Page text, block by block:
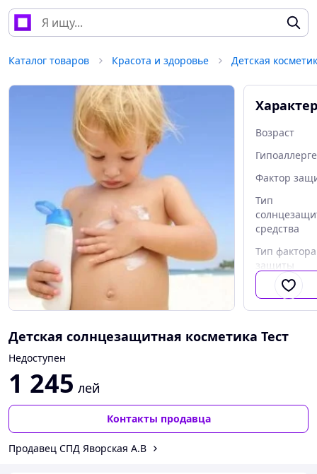
Каталог товаров Красота и здоровье Детская
Возраст
Фактор
Тип
средства
Тип фактора
защиты
Детская солнцезащитная косметика Тест
Недоступен
1 245 лей
Контакты продавца
Продавец СПД Яворская А.В